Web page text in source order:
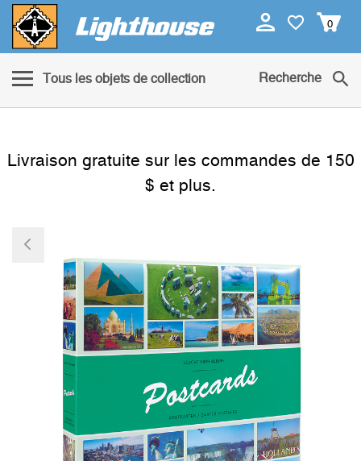
0
Tous les objets de collection Recherche
Livraison gratuite sur les commandes de 150
$ et plus.